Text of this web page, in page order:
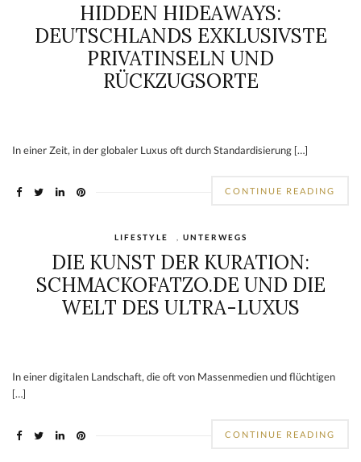
HIDDEN HIDEAWAYS:
DEUTSCHLANDS EXKLUSIVSTE
PRIVATINSELN UND
RÜCKZUGSORTE
In einer Zeit, in der globaler Luxus oft durch Standardisierung […]
CONTINUE READING
LIFESTYLE UNTERWEGS
DIE KUNST DER KURATION:
SCHMACKOFATZO.DE UND DIE
WELT DES ULTRA-LUXUS
In einer digitalen Landschaft, die oft von Massenmedien und flüchtigen
[…]
CONTINUE READING